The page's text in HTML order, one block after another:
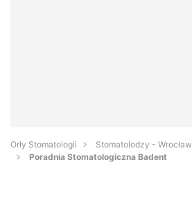
Orły Stomatologii
Stomatolodzy - Wrocław
Poradnia Stomatologiczna Badent